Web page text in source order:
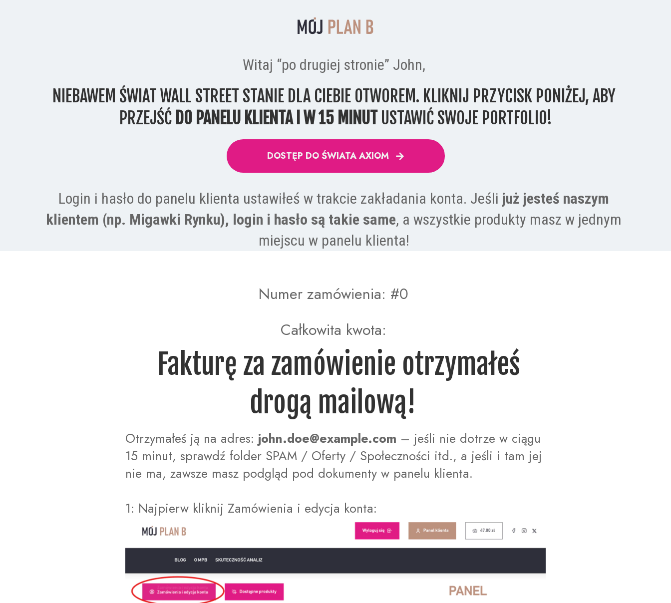
Witaj “po drugiej stronie” John,
NIEBAWEM ŚWIAT WALL STREET STANIE DLA CIEBIE OTWOREM. KLIKNIJ PRZYCISK PONIŻEJ, ABY
PRZEJŚĆ DO PANELU KLIENTA I W 15 MINUT USTAWIĆ SWOJE PORTFOLIO!
DOSTĘP DO ŚWIATA AXIOM
Login i hasło do panelu klienta ustawiłeś w trakcie zakładania konta. Jeśli już jesteś naszym
klientem (np. Migawki Rynku), login i hasło są takie same, a wszystkie produkty masz w jednym
miejscu w panelu klienta!
Numer zamówienia: #0
Całkowita kwota:
drogą mailową!
Otrzymałeś ją na adres: john.doe@example.com – jeśli nie dotrze w ciągu
15 minut, sprawdź folder SPAM / Oferty / Społeczności itd., a jeśli i tam jej
nie ma, zawsze masz podgląd pod dokumenty w panelu klienta.
1: Najpierw kliknij Zamówienia i edycja konta: